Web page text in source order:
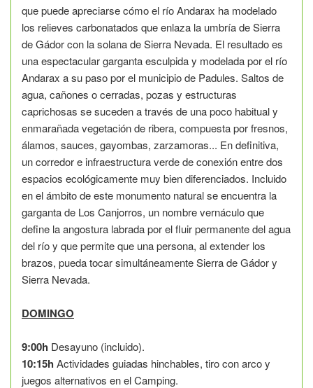
que puede apreciarse cómo el río Andarax ha modelado
los relieves carbonatados que enlaza la umbría de Sierra
de Gádor con la solana de Sierra Nevada. El resultado es
una espectacular garganta esculpida y modelada por el río
Andarax a su paso por el municipio de Padules. Saltos de
agua, cañones o cerradas, pozas y estructuras
caprichosas se suceden a través de una poco habitual y
enmarañada vegetación de ribera, compuesta por fresnos,
álamos, sauces, gayombas, zarzamoras... En definitiva,
un corredor e infraestructura verde de conexión entre dos
espacios ecológicamente muy bien diferenciados. Incluido
en el ámbito de este monumento natural se encuentra la
garganta de Los Canjorros, un nombre vernáculo que
define la angostura labrada por el fluir permanente del agua
del río y que permite que una persona, al extender los
brazos, pueda tocar simultáneamente Sierra de Gádor y
Sierra Nevada.
DOMINGO
9:00h Desayuno (incluido).
10:15h Actividades guiadas hinchables, tiro con arco y
juegos alternativos en el Camping.